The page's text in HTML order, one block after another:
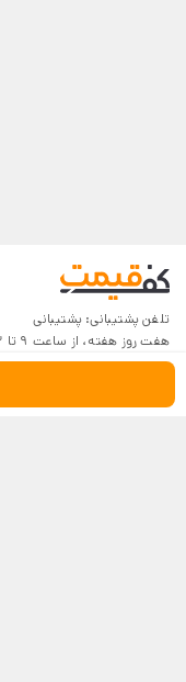
تلفن پشتیبانی: پشتیبانی
هفت روز هفته، از ساعت 9 تا 22 پاسخگوی شما هستیم.